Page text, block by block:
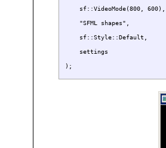
    sf::VideoMode(800, 600),
    "SFML shapes",
    sf::Style::Default,
    settings